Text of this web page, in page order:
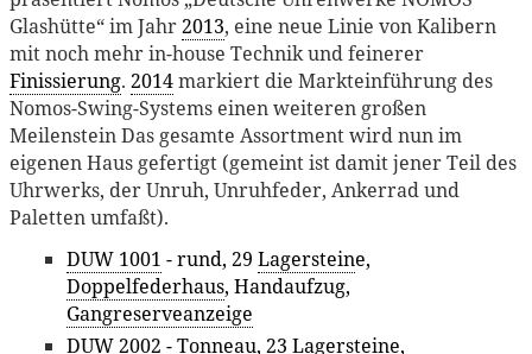
Glashütte“ im Jahr2013, eine neue Linie von Kalibern
mit noch mehr in-house Technik und feinerer
Finissierung. 2014markiert die Markteinführung des
Nomos-Swing-Systems einen weiteren großen
Meilenstein Das gesamte Assortment wird nun im
eigenen Haus gefertigt (gemeint ist damit jener Teil des
Uhrwerks, der Unruh, Unruhfeder, Ankerrad und
Paletten umfaßt).
DUW 1001 - rund, 29 Lagersteine,
Doppelfederhaus, Handaufzug,
Gangreserveanzeige
DUW 2002 - Tonneau, 23 Lagersteine,